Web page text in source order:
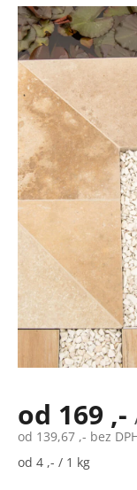
produktu
je
5,0
z
5
hvězdiček.
od 169 ,-
od 139,67 ,- bez
Měrná
od 4 ,- / 1 kg